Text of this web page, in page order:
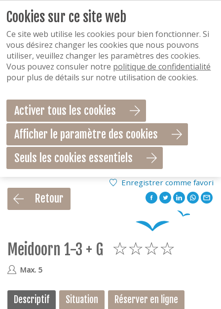
Enregistrer comme favori
Retour
Meidoorn 1-3 + G
Max. 5
Descriptif Situation Réserver en ligne
Cookies sur ce site web
Ce site web utilise les cookies pour bien fonctionner. Si
vous désirez changer les cookies que nous pouvons
utiliser, veuillez changer les paramètres des cookies.
Vous pouvez consuler notre politique de confidentialité
pour plus de détails sur notre utilisation de cookies.
Activer tous les cookies
Afficher le paramètre des cookies
Seuls les cookies essentiels